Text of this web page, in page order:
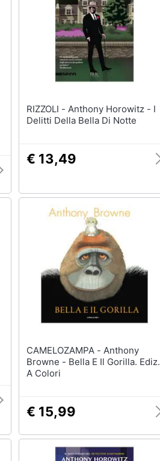
RIZZOLI - Anthony Horowitz - I
Delitti Della Bella Di Notte
€ 13,49
CAMELOZAMPA - Anthony
Browne - Bella E Il Gorilla. Ediz.
A Colori
€ 15,99